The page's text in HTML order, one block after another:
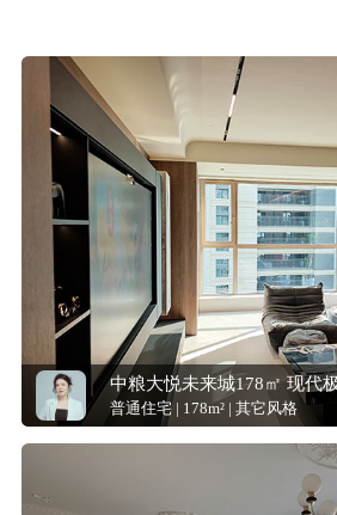
中粮大悦未来城178㎡ 现代
普通住宅 | 178m² | 其它风格